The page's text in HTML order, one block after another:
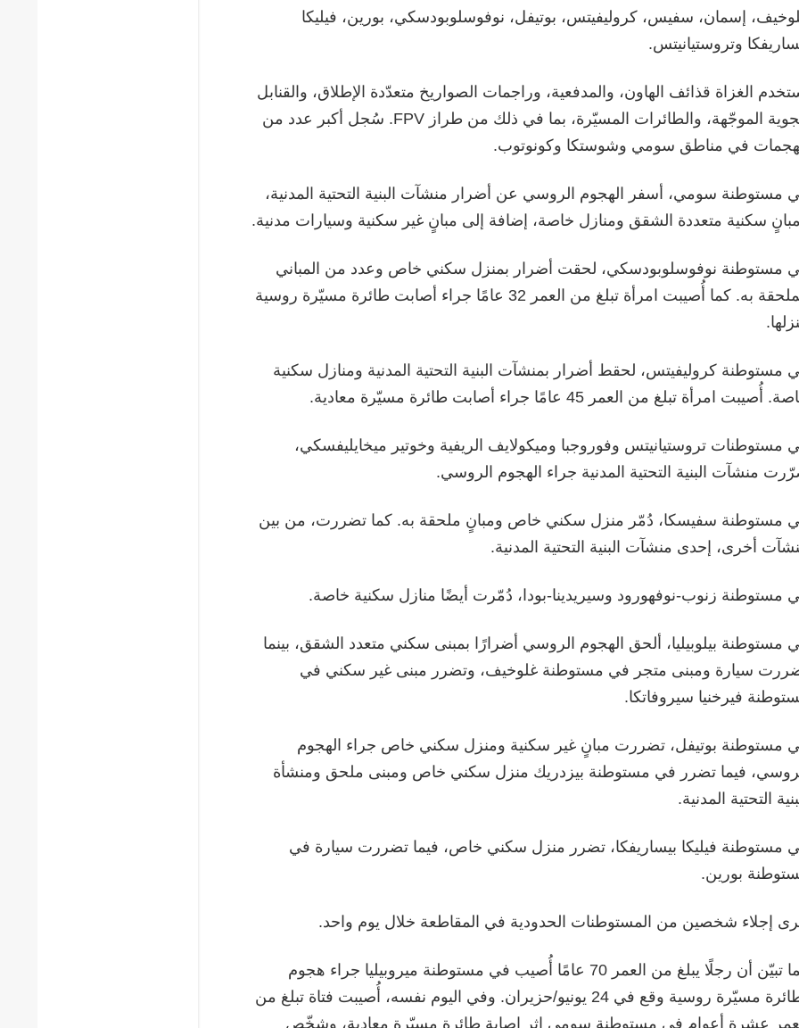
إسمان، سفيس، كروليفيتس، بوتيفل، نوفوسلوبودسكي، بورين، فيليكا
وتروستيانيتس.
الغزاة قذائف الهاون، والمدفعية، وراجمات الصواريخ متعدّدة الإطلاق، والقنابل
الجوية الموجّهة، والطائرات المسيّرة، بما في ذلك من طراز FPV. سُجل أكبر عدد من
في مناطق سومي وشوستكا وكونوتوب.
مستوطنة سومي، أسفر الهجوم الروسي عن أضرار منشآت البنية التحتية المدنية،
سكنية متعددة الشقق ومنازل خاصة، إضافة إلى مبانٍ غير سكنية وسيارات مدنية.
مستوطنة نوفوسلوبودسكي، لحقت أضرار بمنزل سكني خاص وعدد من المباني
الملحقة به. كما أُصيبت امرأة تبلغ من العمر 32 عامًا جراء أصابت طائرة مسيّرة روسية
مستوطنة كروليفيتس، لحقط أضرار بمنشآت البنية التحتية المدنية ومنازل سكنية
أُصيبت امرأة تبلغ من العمر 45 عامًا جراء أصابت طائرة مسيّرة معادية.
مستوطنات تروستيانيتس وفوروجبا وميكولايف الريفية وخوتير ميخايليفسكي،
منشآت البنية التحتية المدنية جراء الهجوم الروسي.
مستوطنة سفيسكا، دُمّر منزل سكني خاص ومبانٍ ملحقة به. كما تضررت، من بين
أخرى، إحدى منشآت البنية التحتية المدنية.
مستوطنة زنوب-نوفهورود وسيريدينا-بودا، دُمّرت أيضًا منازل سكنية خاصة.
مستوطنة بيلوبيليا، ألحق الهجوم الروسي أضرارًا بمبنى سكني متعدد الشقق، بينما
سيارة ومبنى متجر في مستوطنة غلوخيف، وتضرر مبنى غير سكني في
فيرخنيا سيروفاتكا.
مستوطنة بوتيفل، تضررت مبانٍ غير سكنية ومنزل سكني خاص جراء الهجوم
فيما تضرر في مستوطنة بيزدريك منزل سكني خاص ومبنى ملحق ومنشأة
التحتية المدنية.
مستوطنة فيليكا بيساريفكا، تضرر منزل سكني خاص، فيما تضررت سيارة في
بورين.
إجلاء شخصين من المستوطنات الحدودية في المقاطعة خلال يوم واحد.
كما تبيّن أن رجلًا يبلغ من العمر 70 عامًا أُصيب في مستوطنة ميروبيليا جراء هجوم
بطائرة مسيّرة روسية وقع في 24 يونيو/حزيران. وفي اليوم نفسه، أُصيبت فتاة تبلغ من
عشرة أعوام في مستوطنة سومي إثر إصابة طائرة مسيّرة معادية، وشخّص